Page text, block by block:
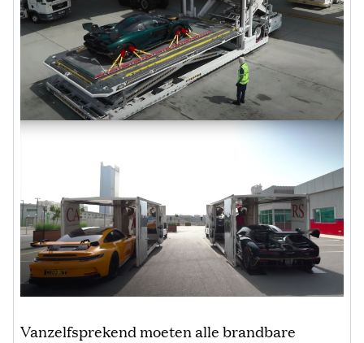
Vanzelfsprekend moeten alle brandbare